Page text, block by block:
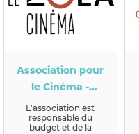
Association pour
le Cinéma -
Cinéma le Zola
L'association est
responsable du
budget et de la